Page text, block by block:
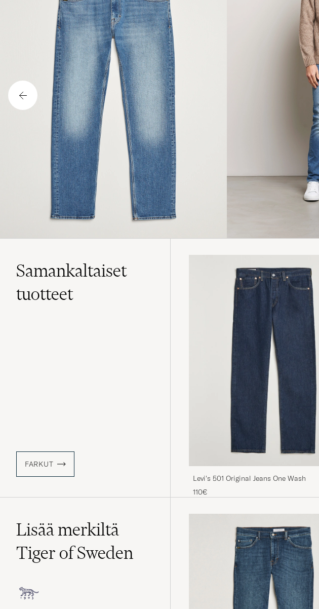
Samankaltaiset
tuotteet
FARKUT
Levi's 501 Original Jeans One Wash
110€
Lisää merkiltä
Tiger of Sweden